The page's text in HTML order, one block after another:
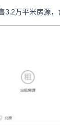
3.2万平米房源